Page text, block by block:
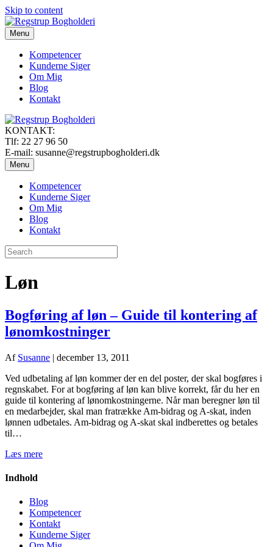
Skip to content
Menu
Kompetencer
Kunderne Siger
Om Mig
Blog
Kontakt
KONTAKT:
Tlf: 22 27 96 50
E-mail: susanne@regstrupbogholderi.dk
Menu
Kompetencer
Kunderne Siger
Om Mig
Blog
Kontakt
Løn
Bogføring af løn – Guide til kontering af
lønomkostninger
Af Susanne | december 13, 2011
Ved udbetaling af løn kommer der en del poster, der skal bogføres i
regnskabet. For at bogføring af løn kan blive korrekt, får du her en
guide til kontering af lønomkostningerne. Når man beregner løn til
en medarbejder, skal man fratrække Am-bidrag og A-skat, inden
lønnen udbetales. Am-bidrag og A-skat skal indberettes og betales
til…
Læs mere
Indhold
Blog
Kompetencer
Kontakt
Kunderne Siger